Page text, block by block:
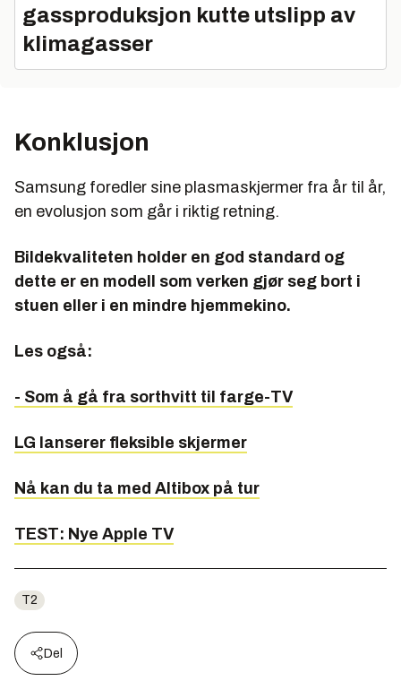
gassproduksjon kutte utslipp av
klimagasser
Konklusjon
Samsung foredler sine plasmaskjermer fra år til år,
en evolusjon som går i riktig retning.
Bildekvaliteten holder en god standard og
dette er en modell som verken gjør seg bort i
stuen eller i en mindre hjemmekino.
Les også:
- Som å gå fra sorthvitt til farge-TV
LG lanserer fleksible skjermer
Nå kan du ta med Altibox på tur
TEST: Nye Apple TV
T2
Del